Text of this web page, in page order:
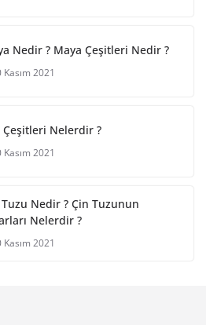
Nedir ? Maya Çeşitleri Nedir ?
Kasım 2021
Çeşitleri Nelerdir ?
Kasım 2021
Nedir ? Çin Tuzunun
Nelerdir ?
Kasım 2021